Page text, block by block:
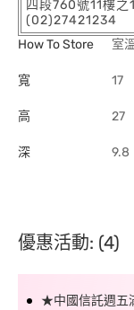
四段760號11樓
(02)27421234
How To Store
室
寬 17
高 27
深 9.8
優惠活動: (4)
★中國信託週